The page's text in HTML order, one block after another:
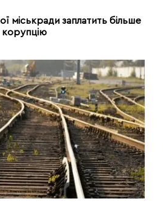
міськради заплатить більше
корупцію